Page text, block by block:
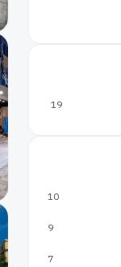
19
10
9
7